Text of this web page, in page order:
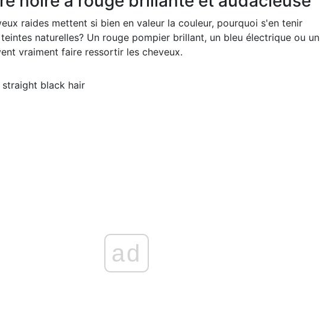
raides mettent si bien en valeur la couleur, pourquoi s'en tenir
naturelles? Un rouge pompier brillant, un bleu électrique ou un
vraiment faire ressortir les cheveux.
ad